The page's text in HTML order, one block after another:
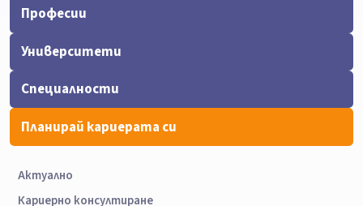
Професии
Университети
Специалности
Планирай кариерата си
Актуално
Кариерно консултиране